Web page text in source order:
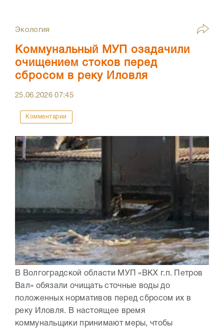
Экология
Коммунальный МУП озадачили
очищением стоков перед
сбросом в реку Иловля
25.06.202607:45
Комментарии
В Волгоградской области МУП «ВКХ г.п. Петров
Вал» обязали очищать сточные воды до
положенных нормативов перед сбросом их в
реку Иловля. В настоящее время
коммунальщики принимают меры, чтобы